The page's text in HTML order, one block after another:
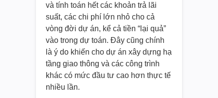
và tính toán hết các khoản trả lãi
suất, các chi phí lớn nhỏ cho cả
vòng đời dự án, kể cả tiền “lại quả”
vào trong dự toán. Đây cũng chính
là ý do khiến cho dự án xây dựng hạ
tầng giao thông và các công trình
khác có mức đầu tư cao hơn thực tế
nhiều lần.